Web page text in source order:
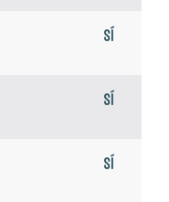
Sí
Sí
Sí